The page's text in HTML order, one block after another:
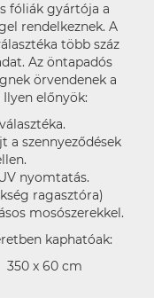
fóliák gyártója a
rendelkeznek. A
több száz
Az öntapadós
örvendenek a
előnyök:
szennyeződések
nyomtatás.
ragasztóra)
mosószerekkel.
kaphatóak:
x 60 cm